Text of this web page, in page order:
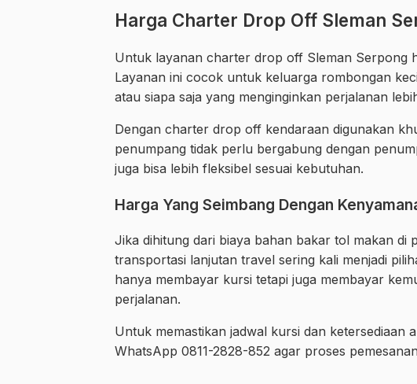
Harga Charter Drop Off Sleman
Untuk layanan charter drop off Sleman Serpong
Layanan ini cocok untuk keluarga rombongan
atau siapa saja yang menginginkan perjalanan
Dengan charter drop off kendaraan digunakan
penumpang tidak perlu bergabung dengan
juga bisa lebih fleksibel sesuai kebutuhan.
Harga Yang Seimbang Dengan
Jika dihitung dari biaya bahan bakar tol makan di
transportasi lanjutan travel sering kali menjadi
hanya membayar kursi tetapi juga membayar
perjalanan.
Untuk memastikan jadwal kursi dan ketersediaan
WhatsApp 0811-2828-852 agar proses